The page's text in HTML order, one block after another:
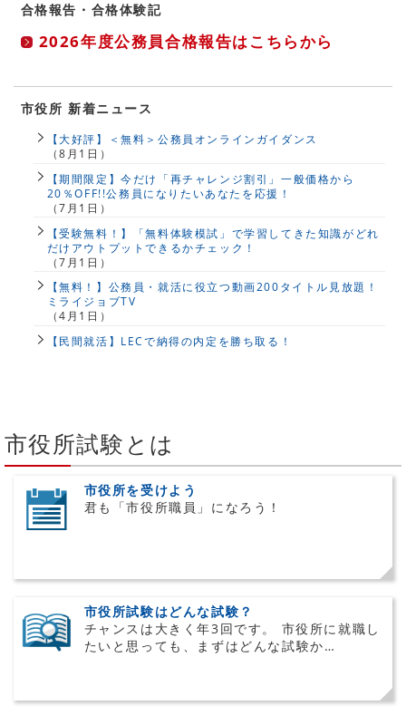
合格報告・合格体験記
2026年度公務員合格報告はこちらから
市役所 新着ニュース
【大好評】＜無料＞公務員オンラインガイダンス
（8月1日）
【期間限定】今だけ「再チャレンジ割引」一般価格から
20％OFF!!公務員になりたいあなたを応援！
（7月1日）
【受験無料！】「無料体験模試」で学習してきた知識がどれ
だけアウトプットできるかチェック！
（7月1日）
【無料！】公務員・就活に役立つ動画200タイトル見放題！
ミライジョブTV
（4月1日）
【民間就活】LECで納得の内定を勝ち取る！
市役所試験とは
市役所を受けよう
君も「市役所職員」になろう！
市役所試験はどんな試験？
チャンスは大きく年3回です。 市役所に就職し
たいと思っても、まずはどんな試験か…